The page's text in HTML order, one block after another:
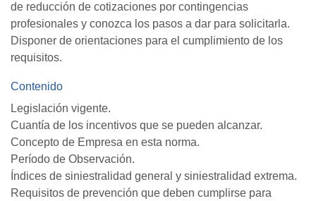
de reducción de cotizaciones por contingencias
profesionales y conozca los pasos a dar para solicitarla.
Disponer de orientaciones para el cumplimiento de los
requisitos.
Contenido
Legislación vigente.
Cuantía de los incentivos que se pueden alcanzar.
Concepto de Empresa en esta norma.
Período de Observación.
Índices de siniestralidad general y siniestralidad extrema.
Requisitos de prevención que deben cumplirse para